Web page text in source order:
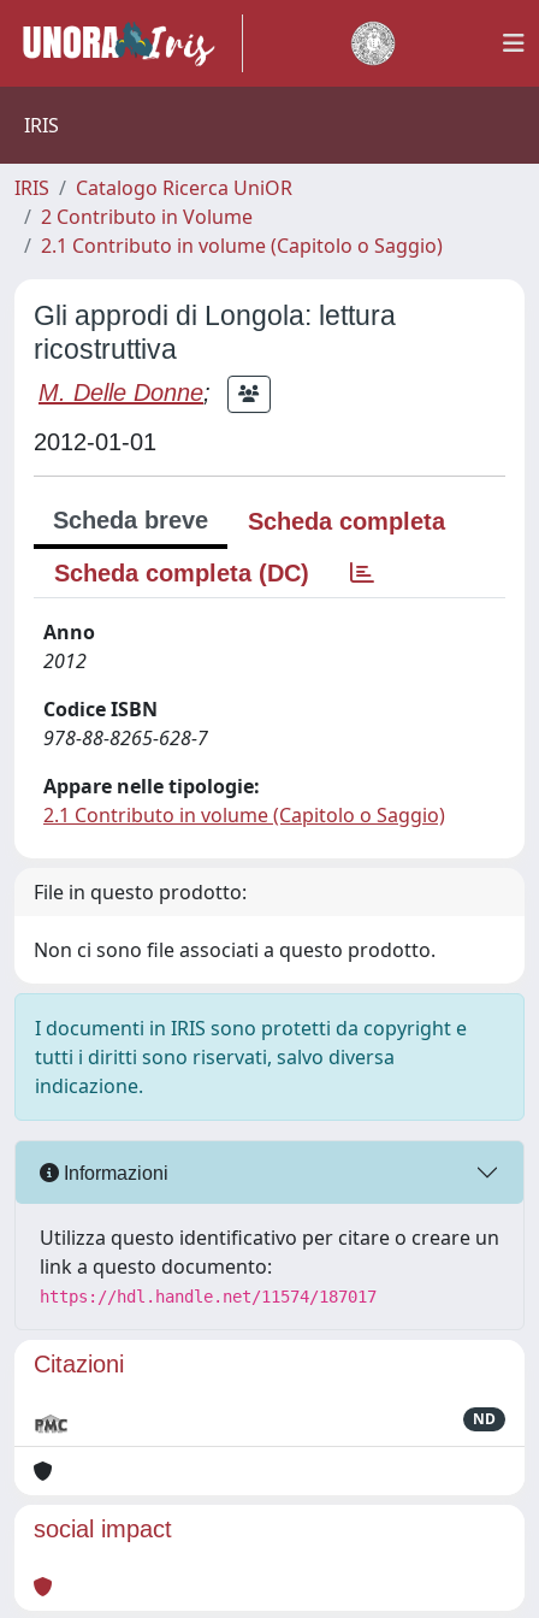
IRIS
IRIS
Catalogo Ricerca UniOR
2 Contributo in Volume
2.1 Contributo in volume (Capitolo o Saggio)
Gli approdi di Longola: lettura
ricostruttiva
M. Delle Donne;
2012-01-01
Scheda breve
Scheda completa
Scheda completa (DC)
Anno
2012
Codice ISBN
978-88-8265-628-7
Appare nelle tipologie:
2.1 Contributo in volume (Capitolo o Saggio)
File in questo prodotto:
Non ci sono file associati a questo prodotto.
I documenti in IRIS sono protetti da copyright e
tutti i diritti sono riservati, salvo diversa
indicazione.
Informazioni
Utilizza questo identificativo per citare o creare un
link a questo documento:
https://hdl.handle.net/11574/187017
Citazioni
ND
social impact